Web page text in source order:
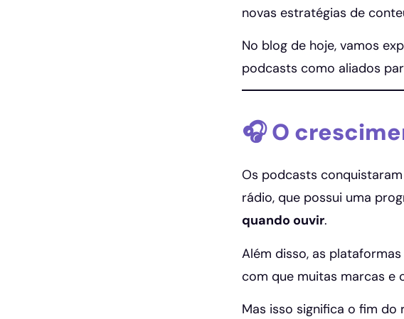
novas estratégias de
No blog de hoje, vamos
podcasts como aliados
🎧 O
Os podcasts
rádio, que possui uma
quando ouvir.
Além disso, as
com que muitas marcas e
Mas isso significa o fim do